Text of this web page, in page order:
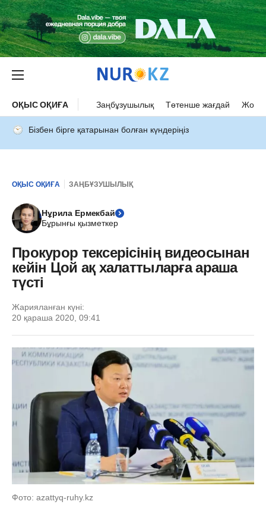
ОҚЫС ОҚИҒА Заңбұзушылық Төтенше жағдай Жол
Бізбен бірге қатарынан болған күндеріңіз
ОҚЫС ОҚИҒА ЗАҢБҰЗУШЫЛЫҚ
Нұрила Ермекбай
Бұрынғы қызметкер
Прокурор тексерісінің видеосынан
кейін Цой ақ халаттыларға араша
түсті
Жарияланған күні:
20 қараша 2020, 09:41
Фото: azattyq-ruhy.kz